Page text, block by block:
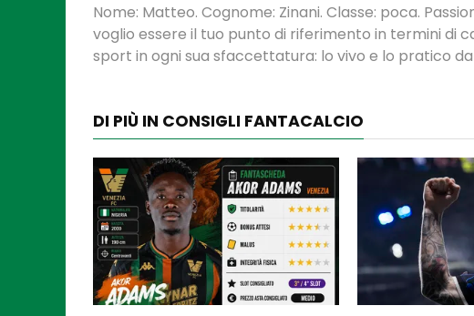
Nome: Matteo. Cognome: Zinani. Classe: poca.
voglio essere il tuo punto di riferimento in termini di
sport in ogni sua sfaccettatura: lo vivo e lo pratico
DI PIÙ IN CONSIGLI FANTACALCIO